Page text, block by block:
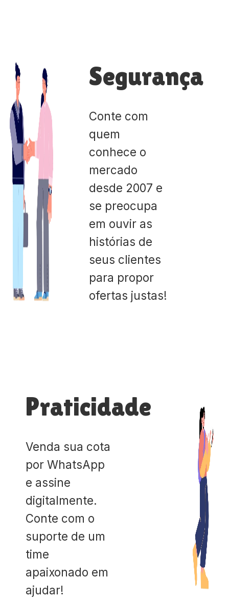
Segurança
Conte com
quem
conhece o
mercado
desde 2007 e
se preocupa
em ouvir as
histórias de
seus clientes
para propor
ofertas justas!
Praticidade
Venda sua cota
por WhatsApp
e assine
digitalmente.
Conte com o
suporte de um
time
apaixonado em
ajudar!